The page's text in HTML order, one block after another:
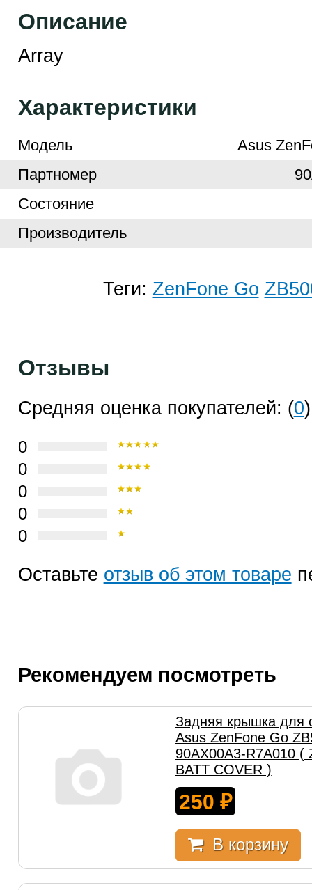
Описание
Array
Характеристики
Модель
Asus
Партномер
Cостояние
Производитель
Теги: ZenFone Go
Отзывы
Средняя оценка покупателей: (0)
0
0
0
0
0
Оставьте отзыв об этом товаре
Рекомендуем посмотреть
Задняя крышка для
Asus ZenFone Go
90AX00A3-R7A010 (
BATT COVER )
250 ₽
В корзину